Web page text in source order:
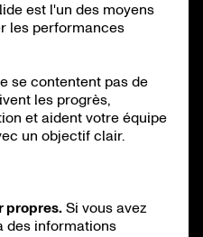
est l'un des moyens
les performances
se contentent pas de
les progrès,
et aident votre équipe
un objectif clair.
propres. Si vous avez
des informations